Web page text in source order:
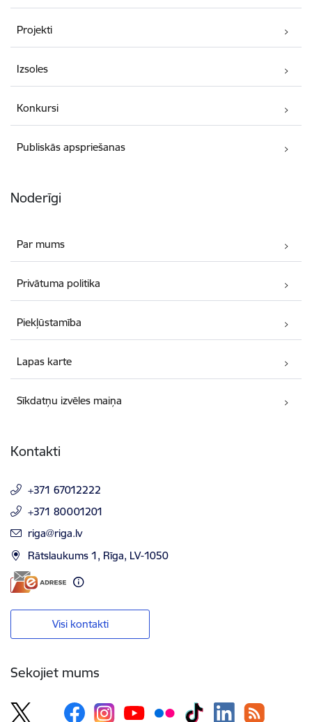
Projekti
Izsoles
Konkursi
Publiskās apspriešanas
Noderīgi
Par mums
Privātuma politika
Piekļūstamība
Lapas karte
Sīkdatņu izvēles maiņa
Kontakti
+371 67012222
+371 80001201
E-pasts:
riga@riga.lv
Rātslaukums 1, Rīga, LV-1050
Visi kontakti
Sekojiet mums